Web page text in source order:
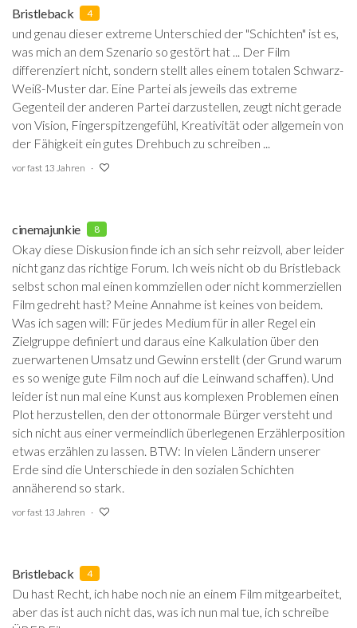
Bristleback 4
und genau dieser extreme Unterschied der "Schichten" ist es,
was mich an dem Szenario so gestört hat ... Der Film
differenziert nicht, sondern stellt alles einem totalen Schwarz-
Weiß-Muster dar. Eine Partei als jeweils das extreme
Gegenteil der anderen Partei darzustellen, zeugt nicht gerade
von Vision, Fingerspitzengefühl, Kreativität oder allgemein von
der Fähigkeit ein gutes Drehbuch zu schreiben ...
vor fast 13 Jahren
cinemajunkie 8
Okay diese Diskusion finde ich an sich sehr reizvoll, aber leider
nicht ganz das richtige Forum. Ich weis nicht ob du Bristleback
selbst schon mal einen kommziellen oder nicht kommerziellen
Film gedreht hast? Meine Annahme ist keines von beidem.
Was ich sagen will: Für jedes Medium für in aller Regel ein
Zielgruppe definiert und daraus eine Kalkulation über den
zuerwartenen Umsatz und Gewinn erstellt (der Grund warum
es so wenige gute Film noch auf die Leinwand schaffen). Und
leider ist nun mal eine Kunst aus komplexen Problemen einen
Plot herzustellen, den der ottonormale Bürger versteht und
sich nicht aus einer vermeindlich überlegenen Erzählerposition
etwas erzählen zu lassen. BTW: In vielen Ländern unserer
Erde sind die Unterschiede in den sozialen Schichten
annäherend so stark.
vor fast 13 Jahren
Bristleback 4
Du hast Recht, ich habe noch nie an einem Film mitgearbeitet,
aber das ist auch nicht das, was ich nun mal tue, ich schreibe